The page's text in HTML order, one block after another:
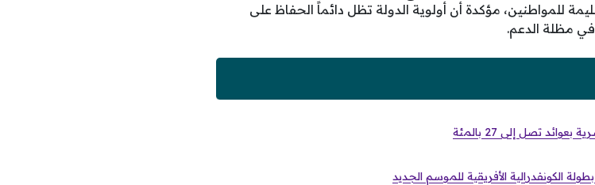
للمواطنين، مؤكدة أن أولوية الدولة تظل دائماً الحفاظ على
في مظلة الدعم.
تصل إلى 27 بالمئة
الكونفدرالية الأفريقية للموسم الجديد